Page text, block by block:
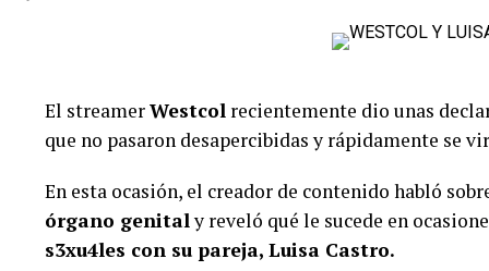
Luego de esto, Calderón manifestó que la
“Ese man la está usando
conocía nadie en
bien tonta. Le pasó con
Ese man no lo conoce
El streamerWestcol recientemente dio unas
que no pasaron desapercibidas y rápidamente se
En esta ocasión, el creador de contenido habló
órgano genitaly reveló qué le sucede en
s3xu4les con su pareja, Luisa Castro.